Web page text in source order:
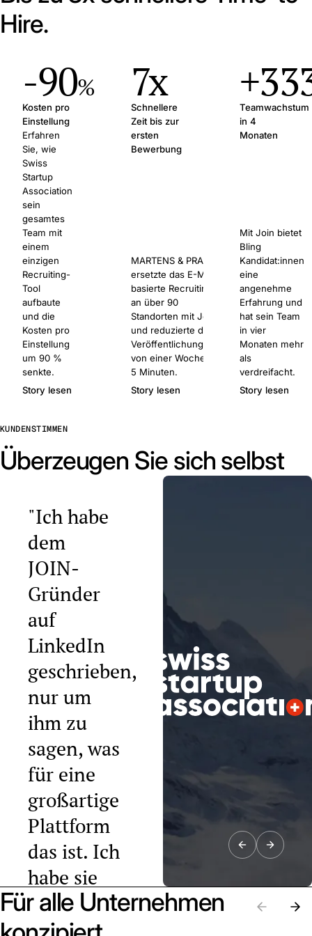
Hire.
-90%
Kosten pro
Einstellung
Erfahren
Sie, wie
Swiss
Startup
Association
sein
gesamtes
Team mit
einem
einzigen
Recruiting-
Tool
aufbaute
und die
Kosten pro
Einstellung
um 90 %
senkte.
Story lesen
7x
Schnellere
Zeit bis zur
ersten
Bewerbung
MARTENS & PRAHL
ersetzte das E-Mail-
basierte Recruiting
an über 90
Standorten mit Join
und reduzierte die
Veröffentlichungszeit
von einer Woche auf
5 Minuten.
Story lesen
Teamwachstum
in 4
Monaten
Mit Join bietet
Bling
Kandidat:innen
eine
angenehme
Erfahrung und
hat sein Team
in vier
Monaten mehr
als
verdreifacht.
Story lesen
KUNDENSTIMMEN
Überzeugen Sie sich selbst
"Ich habe
dem
JOIN-
Gründer
auf
LinkedIn
geschrieben,
nur um
ihm zu
sagen, was
für eine
großartige
Plattform
das ist. Ich
habe sie
bereits an
zehn
Für alle Unternehmen